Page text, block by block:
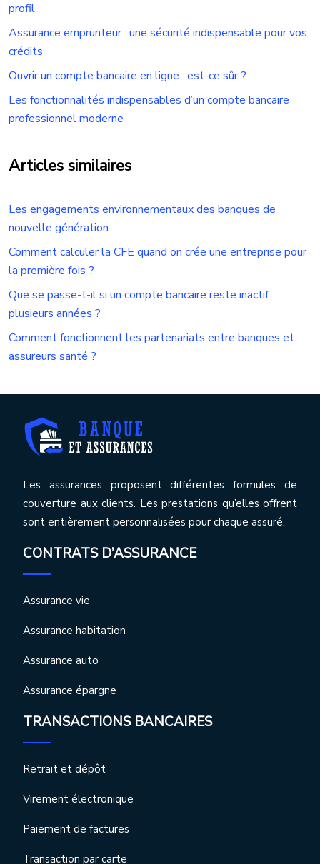
profil
Assurance emprunteur : une sécurité indispensable pour vos
crédits
Ouvrir un compte bancaire en ligne : est-ce sûr ?
Les fonctionnalités indispensables d’un compte bancaire
professionnel moderne
Articles similaires
Les engagements environnementaux des banques de
nouvelle génération
Comment calculer la CFE quand on crée une entreprise pour
la première fois ?
Que se passe-t-il si un compte bancaire reste inactif
plusieurs années ?
Comment fonctionnent les partenariats entre banques et
assureurs santé ?
Les assurances proposent différentes formules de
couverture aux clients. Les prestations qu’elles offrent
sont entièrement personnalisées pour chaque assuré.
CONTRATS D’ASSURANCE
Assurance vie
Assurance habitation
Assurance auto
Assurance épargne
TRANSACTIONS BANCAIRES
Retrait et dépôt
Virement électronique
Paiement de factures
Transaction par carte